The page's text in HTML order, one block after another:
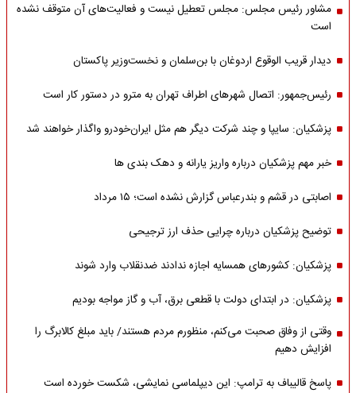
مشاور رئیس مجلس: مجلس تعطیل نیست و فعالیت‌های آن متوقف نشده
است
دیدار قریب الوقوع اردوغان با بن‌سلمان و نخست‌وزیر پاکستان
رئیس‌جمهور: اتصال شهرهای اطراف تهران به مترو در دستور کار است
پزشکیان: سایپا و چند شرکت دیگر هم مثل ایران‌خودرو واگذار خواهند شد
خبر مهم پزشکیان درباره واریز یارانه و دهک بندی ها
اصابتی در قشم و بندرعباس گزارش نشده است؛ ۱۵ مرداد
توضیح پزشکیان درباره چرایی حذف ارز ترجیحی
پزشکیان: کشورهای همسایه اجازه ندادند ضدنقلاب وارد شوند
پزشکیان: در ابتدای دولت با قطعی برق، آب و گاز مواجه بودیم
وقتی از وفاق صحبت می‌کنم، منظورم مردم هستند/ باید مبلغ کالابرگ را
افزایش دهیم
پاسخ قالیباف به ترامپ: این دیپلماسی نمایشی، شکست خورده است